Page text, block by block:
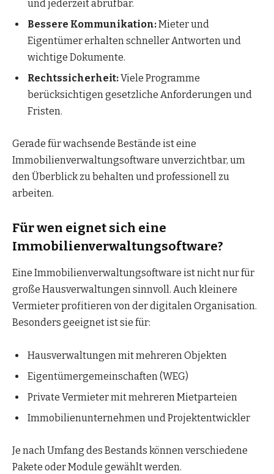
und jederzeit abrufbar.
Bessere Kommunikation:Mieter und
Eigentümer erhalten schneller Antworten und
wichtige Dokumente.
Rechtssicherheit:Viele Programme
berücksichtigen gesetzliche Anforderungen und
Fristen.
Gerade für wachsende Bestände ist eine
Immobilienverwaltungsoftware unverzichtbar, um
den Überblick zu behalten und professionell zu
arbeiten.
Für wen eignet sich eine
Immobilienverwaltungsoftware?
Eine Immobilienverwaltungsoftware ist nicht nur für
große Hausverwaltungen sinnvoll. Auch kleinere
Vermieter profitieren von der digitalen Organisation.
Besonders geeignet ist sie für:
Hausverwaltungen mit mehreren Objekten
Eigentümergemeinschaften (WEG)
Private Vermieter mit mehreren Mietparteien
Immobilienunternehmen und Projektentwickler
Je nach Umfang des Bestands können verschiedene
Pakete oder Module gewählt werden.